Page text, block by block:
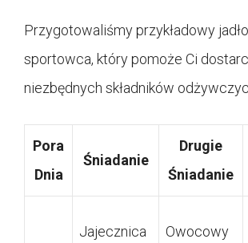
Przygotowaliśmy przykładowy
sportowca, który pomoże Ci
niezbędnych składników
Pora
Dnia
Śniadanie
Drugie
Śniadanie
Jajecznica Owocowy